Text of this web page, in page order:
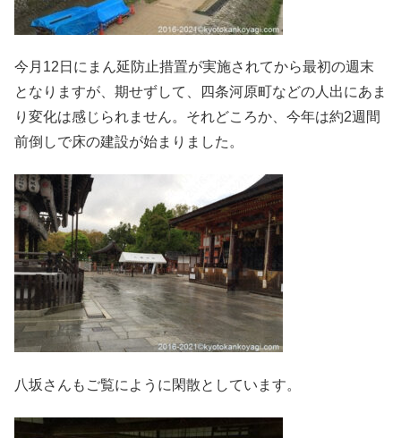
今月12日にまん延防止措置が実施されてから最初の週末
となりますが、期せずして、四条河原町などの人出にあま
り変化は感じられません。それどころか、今年は約2週間
前倒しで床の建設が始まりました。
八坂さんもご覧にように閑散としています。